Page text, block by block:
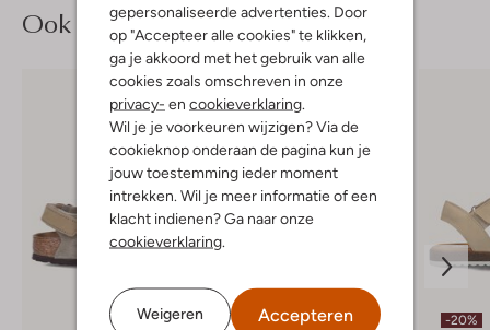
gepersonaliseerde advertenties. Door
op "Accepteer alle cookies" te klikken,
ga je akkoord met het gebruik van alle
cookies zoals omschreven in onze
privacy- en cookieverklaring
Wil je je voorkeuren wijzigen? Via de
cookieknop onderaan de pagina kun je
jouw toestemming ieder moment
intrekken. Wil je meer informatie of een
klacht indienen? Ga naar onze
cookieverklaring
Weigeren Accepteren
Ook iets voor jou?
-20%